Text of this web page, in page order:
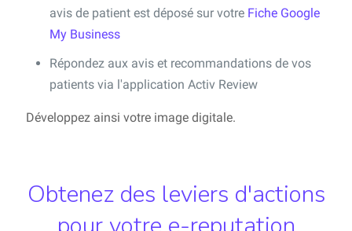
avis de patient est déposé sur votre Fiche Google
My Business
Répondez aux avis et recommandations de vos
patients via l'application Activ Review
Développez ainsi votre image digitale.
Obtenez des leviers d'actions